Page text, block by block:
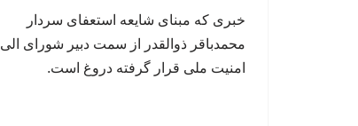
خبری که مبنای شایعه استعفای سردار
محمدباقر ذوالقدر از سمت دبیر شورای الی
امنیت ملی قرار گرفته دروغ است.